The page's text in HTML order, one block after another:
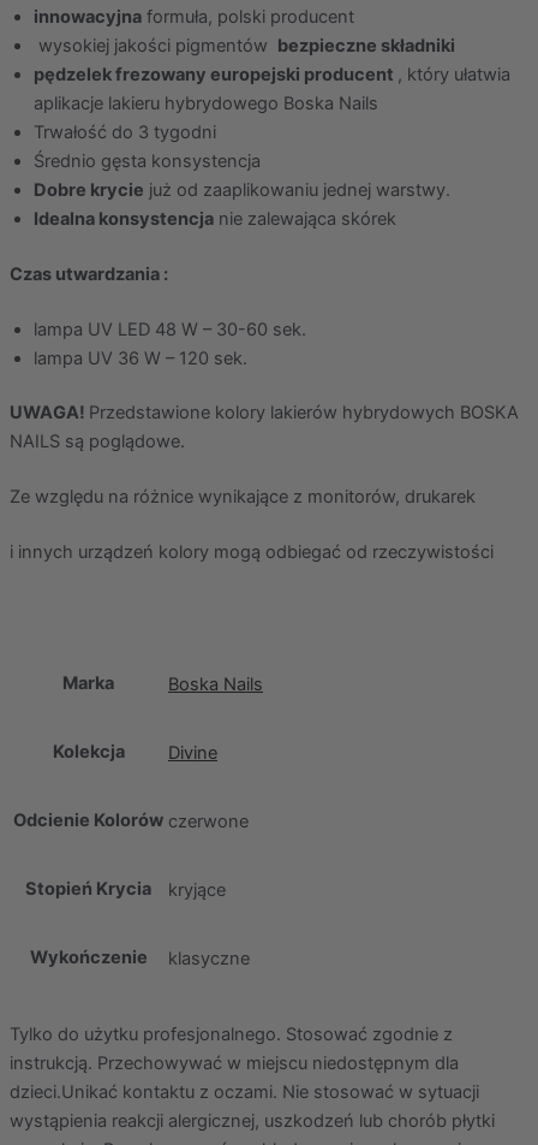
innowacyjna formuła, polski producent
wysokiej jakości pigmentów bezpieczne składniki
pędzelek frezowany europejski producent , który ułatwia
aplikacje lakieru hybrydowego Boska Nails
Trwałość do 3 tygodni
Średnio gęsta konsystencja
Dobre krycie już od zaaplikowaniu jednej warstwy.
Idealna konsystencja nie zalewająca skórek
Czas utwardzania :
lampa UV LED 48 W – 30-60 sek.
lampa UV 36 W – 120 sek.
UWAGA! Przedstawione kolory lakierów hybrydowych BOSKA
NAILS są poglądowe.
Ze względu na różnice wynikające z monitorów, drukarek
i innych urządzeń kolory mogą odbiegać od rzeczywistości
Marka Boska Nails
Kolekcja Divine
Odcienie Kolorów czerwone
Stopień Krycia kryjące
Wykończenie klasyczne
Tylko do użytku profesjonalnego. Stosować zgodnie z
instrukcją. Przechowywać w miejscu niedostępnym dla
dzieci.Unikać kontaktu z oczami. Nie stosować w sytuacji
wystąpienia reakcji alergicznej, uszkodzeń lub chorób płytki